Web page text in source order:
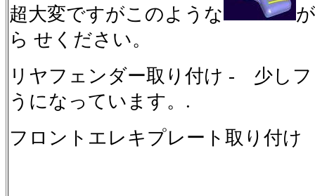
超大変ですがこのような
ら せください。
リヤフェンダー取り付け - 少し
うになっています。.
フロントエレキプレート取り付